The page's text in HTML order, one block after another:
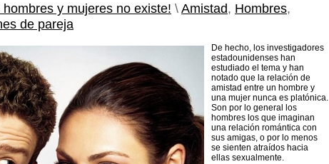
hombres y mujeres no existe! \Amistad, Hombres,
de pareja
De hecho, los investigadores
estadounidenses han
estudiado el tema y han
notado que la relación de
amistad entre un hombre y
una mujer nunca es platónica.
Son por lo general los
hombres los que imaginan
una relación romántica con
sus amigas, o por lo menos
se sienten atraídos hacia
ellas sexualmente.